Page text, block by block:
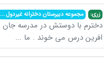
زری: مجموعه دبیرستان دخترانه غیردول...
دخترم با دوستش در مدرسه جان
افرین درس می خوند . ما ...